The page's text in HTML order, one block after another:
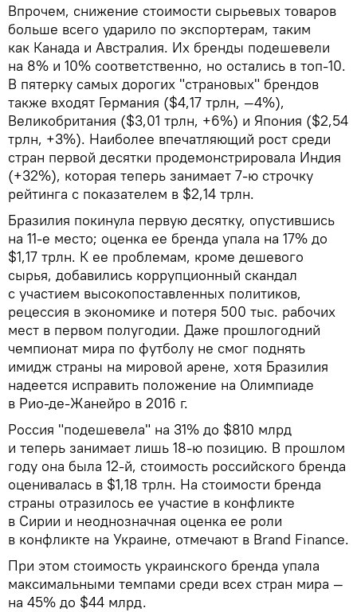
Впрочем, снижение стоимости сырьевых товаров
больше всего ударило по экспортерам, таким
как Канада и Австралия. Их бренды подешевели
на 8% и 10% соответственно, но остались в топ-10.
В пятерку самых дорогих "страновых" брендов
также входят Германия ($4,17 трлн, —4%),
Великобритания ($3,01 трлн, +6%) и Япония ($2,54
трлн, +3%). Наиболее впечатляющий рост среди
стран первой десятки продемонстрировала Индия
(+32%), которая теперь занимает 7-ю строчку
рейтинга с показателем в $2,14 трлн.
Бразилия покинула первую десятку, опустившись
на 11-е место; оценка ее бренда упала на 17% до
$1,17 трлн. К ее проблемам, кроме дешевого
сырья, добавились коррупционный скандал
с участием высокопоставленных политиков,
рецессия в экономике и потеря 500 тыс. рабочих
мест в первом полугодии. Даже прошлогодний
чемпионат мира по футболу не смог поднять
имидж страны на мировой арене, хотя Бразилия
надеется исправить положение на Олимпиаде
в Рио-де-Жанейро в 2016 г.
Россия "подешевела" на 31% до $810 млрд
и теперь занимает лишь 18-ю позицию. В прошлом
году она была 12-й, стоимость российского бренда
оценивалась в $1,18 трлн. На стоимости бренда
страны отразилось ее участие в конфликте
в Сирии и неоднозначная оценка ее роли
в конфликте на Украине, отмечают в Brand Finance.
При этом стоимость украинского бренда упала
максимальными темпами среди всех стран мира —
на 45% до $44 млрд.